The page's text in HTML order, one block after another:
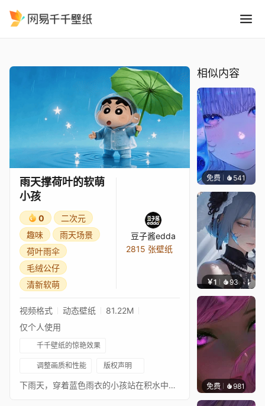
雨天撑荷叶的软萌
小孩
0
二次元
趣味
雨天场景
荷叶雨伞
毛绒公仔
清新软萌
豆子酱edda
2815 张壁纸
视频格式 动态壁纸
81.22M
仅个人使用
千千壁纸的惊艳效果
调整画质和性能 版权声明
下雨天，穿着蓝色雨衣的小孩站在积水中，举着一片荷叶当雨伞，蓝色背景点缀星光，氛围清新软萌。
相似内容
免费 541辰东
￥1 93 辰东
免费 981辰东